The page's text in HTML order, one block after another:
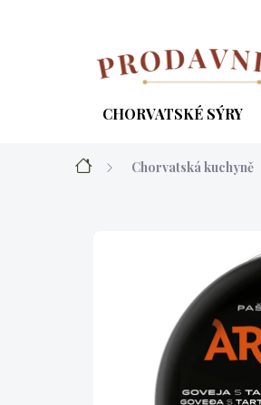
CHORVATSKÉ SÝRY
Domů Chorvatská kuchyně